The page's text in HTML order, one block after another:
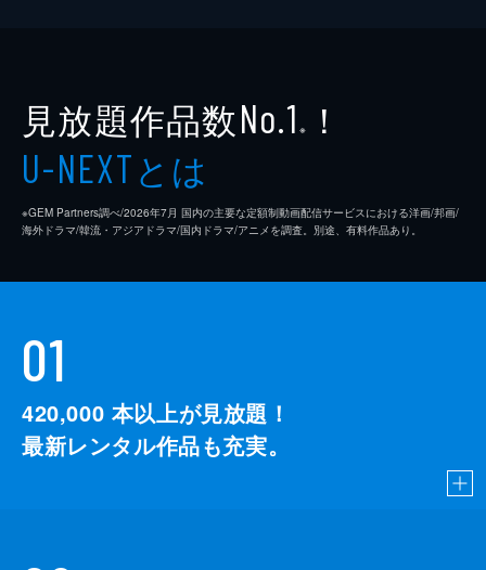
見放題作品数No.1 ※ ！
U-NEXTとは
※GEM Partners調べ/2026年7⽉ 国内の主要な定額制動画配信サービスにおける洋画/邦画/
海外ドラマ/韓流・アジアドラマ/国内ドラマ/アニメを調査。別途、有料作品あり。
01
420,000 本以上が見放題！
最新レンタル作品も充実。